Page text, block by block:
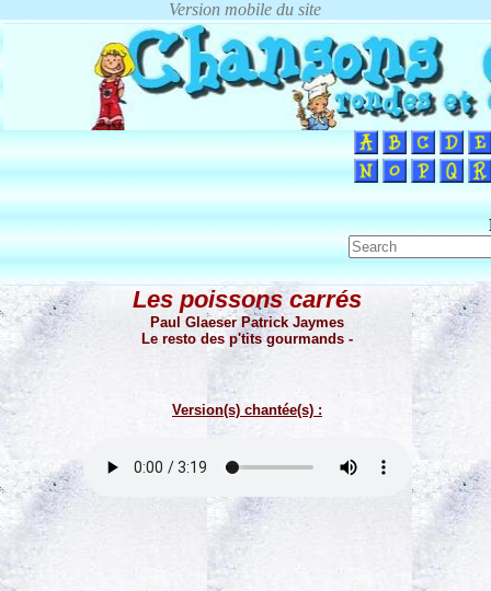
Les poissons carrés
Paul Glaeser Patrick Jaymes
Le resto des p'tits gourmands -
Version(s) chantée(s) :